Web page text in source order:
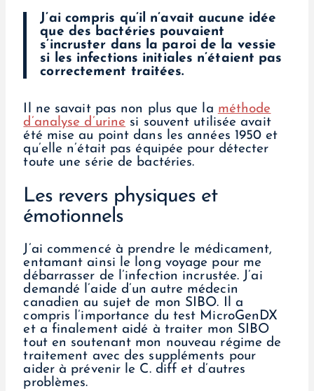
J’ai compris qu’il n’avait aucune idée
que des bactéries pouvaient
s’incruster dans la paroi de la vessie
si les infections initiales n’étaient pas
correctement traitées.
Il ne savait pas non plus que la méthode
d’analyse d’urine si souvent utilisée avait
été mise au point dans les années 1950 et
qu’elle n’était pas équipée pour détecter
toute une série de bactéries.
Les revers physiques et
émotionnels
J’ai commencé à prendre le médicament,
entamant ainsi le long voyage pour me
débarrasser de l’infection incrustée. J’ai
demandé l’aide d’un autre médecin
canadien au sujet de mon SIBO. Il a
compris l’importance du test MicroGenDX
et a finalement aidé à traiter mon SIBO
tout en soutenant mon nouveau régime de
traitement avec des suppléments pour
aider à prévenir le C. diff et d’autres
problèmes.